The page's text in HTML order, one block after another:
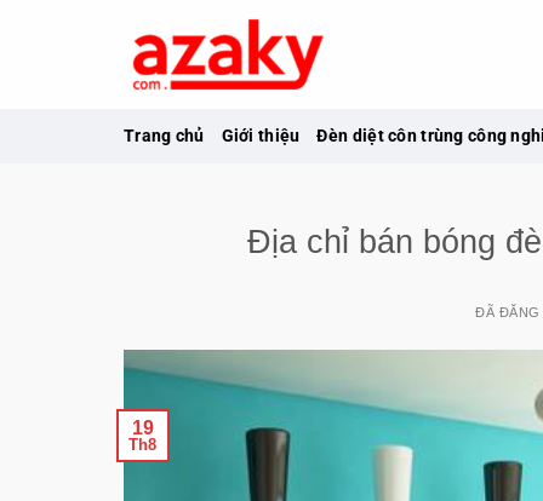
Trang chủ
Giới thiệu Đèn diệt côn trùng công
Địa chỉ bán bóng
ĐÃ
19
Th8